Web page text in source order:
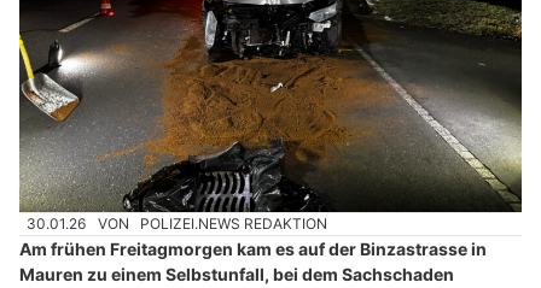
30.01.26 VON POLIZEI.NEWS REDAKTION
Am frühen Freitagmorgen kam es auf der Binzastrasse in
Mauren zu einem Selbstunfall, bei dem Sachschaden